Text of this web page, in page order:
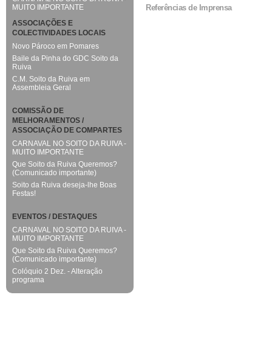
Referências de Imprensa
MUITO IMPORTANTE
ASSOCIAÇÕES E
COLECTIVIDADES LOCAIS
Novo Pároco em Pomares
Baile da Pinha do GDC Soito da
Ruiva
C.M. Soito da Ruiva em
Assembleia Geral
COMISSÃO DE
MELHORAMENTOS /
ASSOCIAÇÃO DE COMPARTES
CARNAVAL NO SOITO DA RUIVA -
MUITO IMPORTANTE
Que Soito da Ruiva Queremos?
(Comunicado importante)
Soito da Ruiva deseja-lhe Boas
Festas!
EVENTOS / DESTAQUES
CARNAVAL NO SOITO DA RUIVA -
MUITO IMPORTANTE
Que Soito da Ruiva Queremos?
(Comunicado importante)
Colóquio 2 Dez. - Alteração
programa